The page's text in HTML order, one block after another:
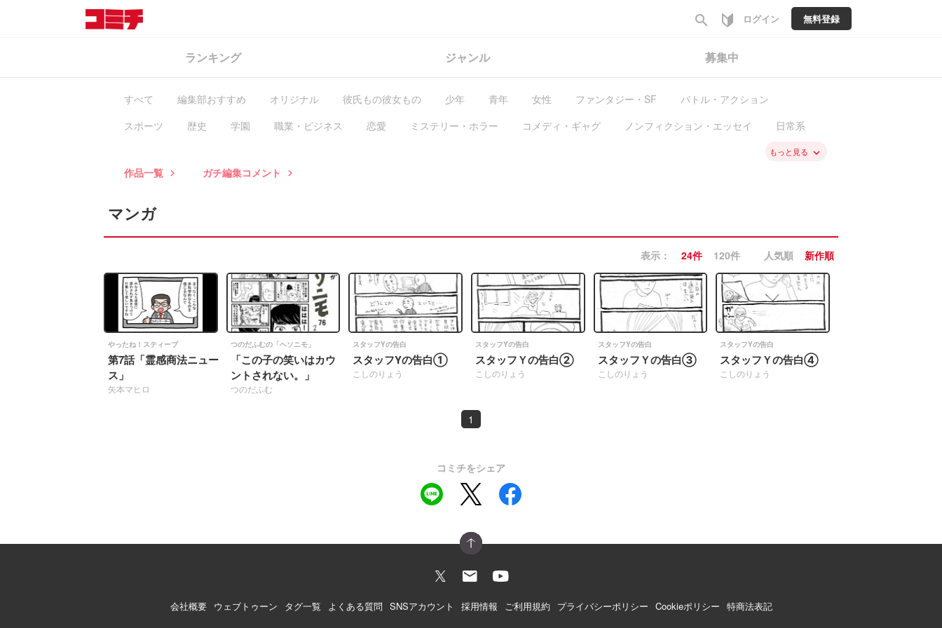
search ログイン 無料登録
ランキング ジャンル 募集中
すべて 編集部おすすめ オリジナル 彼氏もの彼女もの 少年 青年 女性 ファンタジー・SF
バトル・アクション
スポーツ
歴史 学園 職業・ビジネス 恋愛 ミステリー・ホラー コメディ・ギャグ ノンフィクション・エッセイ
日常系
もっと見る keyboard_arrow_down
作品一覧 keyboard_arrow_right ガチ編集コメント keyboard_arrow_right
マンガ
表示： 24件 120件 人気順 新作順
やったね！スティーブ
第7話「霊感商法ニュー
ス」
矢本マヒロ
つのだふむの「ヘソニモ」
「この子の笑いはカウ
ントされない。」
つのだふむ
スタッフYの告白
スタッフYの告白①
こしのりょう
スタッフYの告白
スタッフＹの告白②
こしのりょう
スタッフYの告白
スタッフＹの告白③
こしのりょう
スタッフYの告白
スタッフＹの告白④
こしのりょう
1
コミチをシェア
会社概要 ウェブトゥーン タグ一覧 よくある質問 SNSアカウント 採用情報 ご利用規約 プライバシーポリシー Cookieポリシー 特商法表記